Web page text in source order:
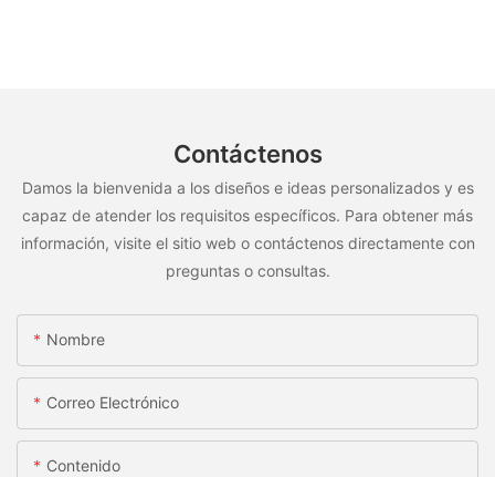
Contáctenos
Damos la bienvenida a los diseños e ideas personalizados y es
capaz de atender los requisitos específicos. Para obtener más
información, visite el sitio web o contáctenos directamente con
preguntas o consultas.
Nombre
Correo Electrónico
Contenido